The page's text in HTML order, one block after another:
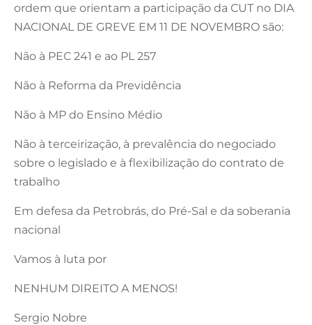
ordem que orientam a participação da CUT no DIA
NACIONAL DE GREVE EM 11 DE NOVEMBRO são:
Não à PEC 241 e ao PL 257
Não à Reforma da Previdência
Não à MP do Ensino Médio
Não à terceirização, à prevalência do negociado
sobre o legislado e à flexibilização do contrato de
trabalho
Em defesa da Petrobrás, do Pré-Sal e da soberania
nacional
Vamos à luta por
NENHUM DIREITO A MENOS!
Sergio Nobre